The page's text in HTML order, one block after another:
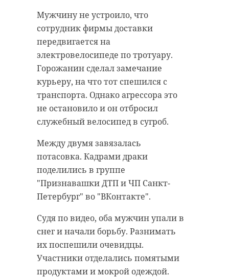
Мужчину не устроило, что
сотрудник фирмы доставки
передвигается на
электровелосипеде по тротуару.
Горожанин сделал замечание
курьеру, на что тот спешился с
транспорта. Однако агрессора это
не остановило и он отбросил
служебный велосипед в сугроб.
Между двумя завязалась
потасовка. Кадрами драки
поделились в группе
"Признавашки ДТП и ЧП Санкт-
Петербург" во "ВКонтакте".
Судя по видео, оба мужчин упали в
снег и начали борьбу. Разнимать
их поспешили очевидцы.
Участники отделались помятыми
продуктами и мокрой одеждой.
человек, рассказали в
понедельник, 13 января, в пресс-
службе Леноблизбиркома.
Всеволожский район традиционно
лидирует по числу избирателей, в
нем зарегистрировано 357 748
человек, что составляет 24,9% от
общего числа избирателей
Наименьшее количество
избирателей зарегистрировано в
Лодейнопольском и
Подпорожском районах — 21 915 и
Фото: Анастасия
Илюшина/47channel, архив
общественного транспорта не
уступил дорогу иномарке под
управлением 67-летнего водителя
и врезался в него. В результате
ДТП пострадала пассажирка
"Мерседеса".
Девушку госпитализировали в
больницу в состоянии средней
автобуса не пострадали. Полиция
организовала проверку.
!видео санкт-петербург
авария с участием автобуса
Поделиться статьей: